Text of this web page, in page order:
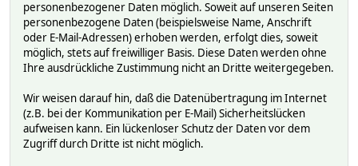
personenbezogener Daten möglich. Soweit auf unseren Seiten
personenbezogene Daten (beispielsweise Name, Anschrift
oder E-Mail-Adressen) erhoben werden, erfolgt dies, soweit
möglich, stets auf freiwilliger Basis. Diese Daten werden ohne
Ihre ausdrückliche Zustimmung nicht an Dritte weitergegeben.
Wir weisen darauf hin, daß die Datenübertragung im Internet
(z.B. bei der Kommunikation per E-Mail) Sicherheitslücken
aufweisen kann. Ein lückenloser Schutz der Daten vor dem
Zugriff durch Dritte ist nicht möglich.